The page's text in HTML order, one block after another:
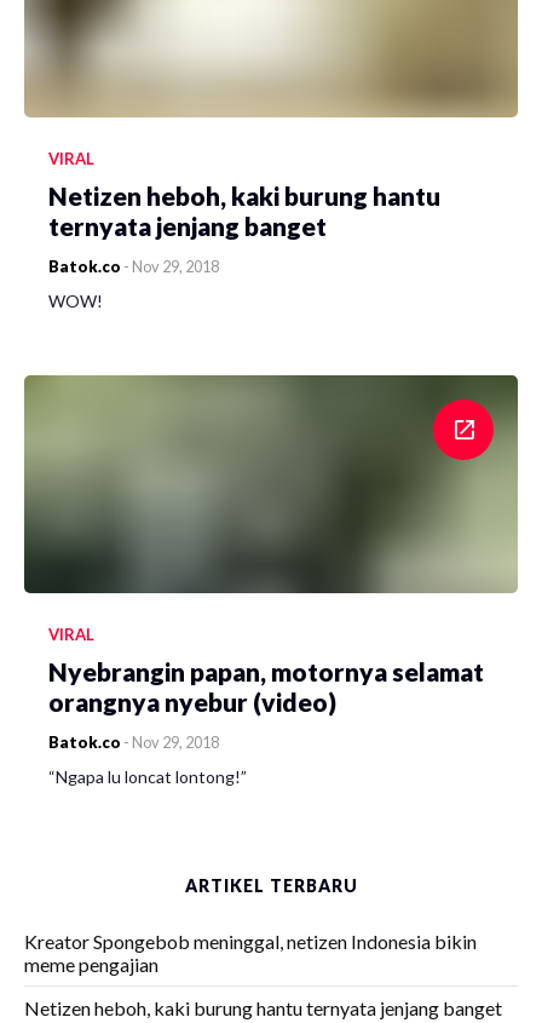
VIRAL
Netizen heboh, kaki burung hantu
ternyata jenjang banget
Batok.co - Nov 29, 2018
WOW!
VIRAL
Nyebrangin papan, motornya selamat
orangnya nyebur (video)
Batok.co - Nov 29, 2018
“Ngapa lu loncat lontong!”
ARTIKEL TERBARU
Kreator Spongebob meninggal, netizen Indonesia bikin
meme pengajian
Netizen heboh, kaki burung hantu ternyata jenjang banget